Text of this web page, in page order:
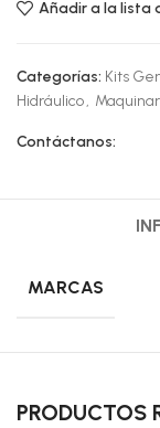
Añadir a la lista
Categorías: Kits
Hidráulico,
Contáctanos:
MARCAS
PRODUCTOS